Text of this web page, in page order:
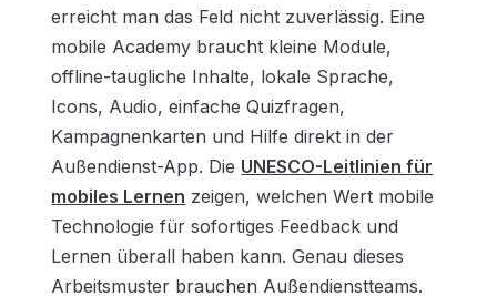
erreicht man das Feld nicht zuverlässig. Eine
mobile Academy braucht kleine Module,
offline-taugliche Inhalte, lokale Sprache,
Icons, Audio, einfache Quizfragen,
Kampagnenkarten und Hilfe direkt in der
Außendienst-App. Die UNESCO-Leitlinien für
mobiles Lernen zeigen, welchen Wert mobile
Technologie für sofortiges Feedback und
Lernen überall haben kann. Genau dieses
Arbeitsmuster brauchen Außendienstteams.